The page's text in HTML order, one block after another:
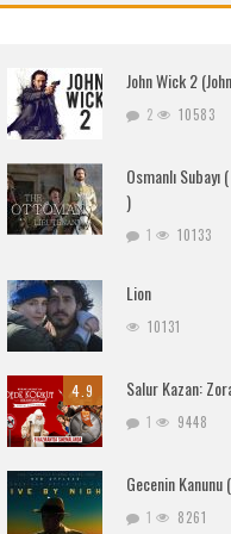
John Wick 2
2 10583
Osmanlı
)
1 10133
Lion
10131
4.9 Salur Kazan:
1 9448
Gecenin
1 8261